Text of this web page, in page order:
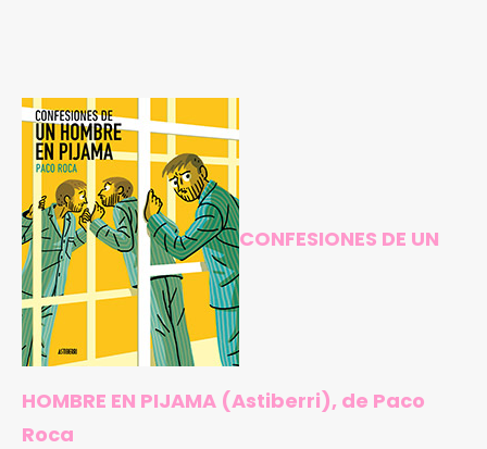
CONFESIONES DE UN
HOMBRE EN PIJAMA (Astiberri), de Paco
Roca